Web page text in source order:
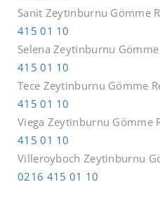
Sanit Zeytinburnu Gömme
415 01 10
Selena Zeytinburnu
415 01 10
Tece Zeytinburnu Gömme
415 01 10
Viega Zeytinburnu Gömme
415 01 10
Villeroyboch Zeytinburnu
0216 415 01 10